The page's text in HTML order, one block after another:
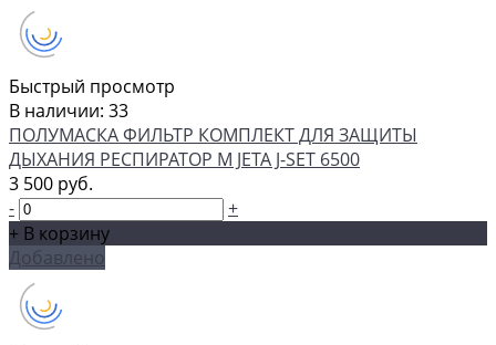
Быстрый просмотр
В наличии: 33
ПОЛУМАСКА ФИЛЬТР КОМПЛЕКТ ДЛЯ ЗАЩИТЫ
ДЫХАНИЯ РЕСПИРАТОР М JETA J-SET 6500
3 500 руб.
-
+
+ В корзину
Добавлено